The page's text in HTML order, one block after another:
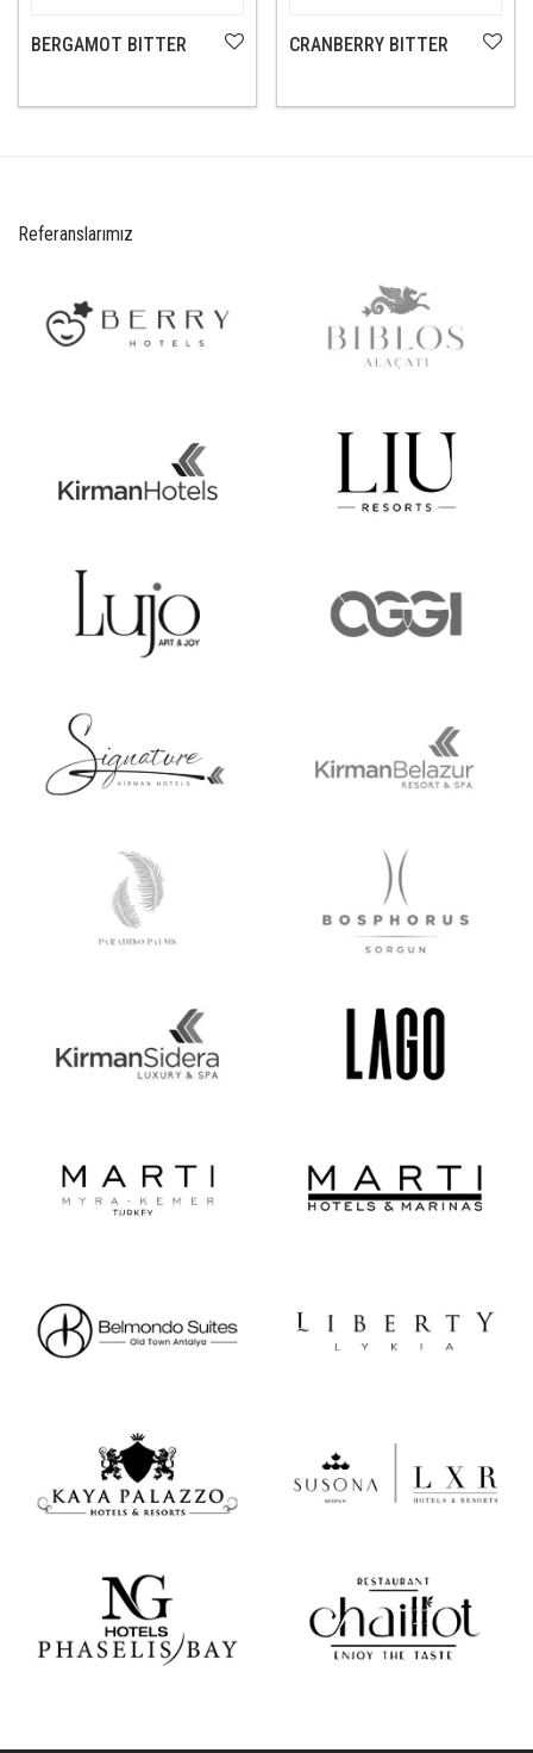
BERGAMOT BITTER CRANBERRY BITTER
Referanslarımız